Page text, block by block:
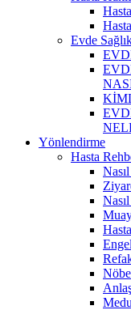
Evde
Yönlendirme
Hasta